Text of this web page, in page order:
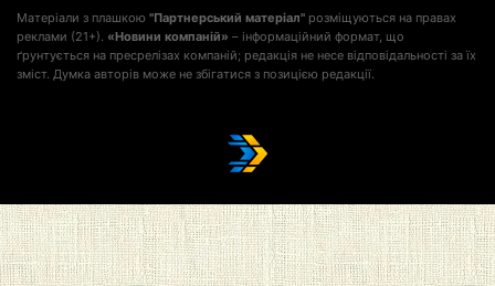
Матеріали з плашкою "Партнерський матеріал" розміщуються на правах
реклами (21+). «Новини компаній» – інформаційний формат, що
ґрунтується на пресрелізах компаній; редакція не несе відповідальності за їх
зміст. Думка авторів може не збігатися з позицією редакції.